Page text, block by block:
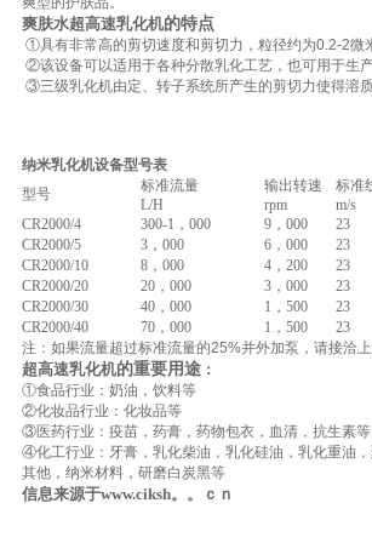
爽肤水超高速乳化机的特点
①具有非常高的剪切速度和剪切力，粒径约为0.2-2微
②该设备可以适用于各种分散乳化工艺，也可用于生
③三级乳化机由定、转子系统所产生的剪切力使得溶
纳米乳化机设备型号表
型号
标准流量
L/H
输出转速
rpm
标准
m/s
CR2000/4 300-1，000 9，000 23
CR2000/5 3，000 6，000 23
CR2000/10 8，000 4，200 23
CR2000/20 20，000 3，000 23
CR2000/30 40，000 1，500 23
CR2000/40 70，000 1，500 23
注：如果流量超过标准流量的25%并外加泵，请接洽
超高速乳化机的重要用途 ：
①食品行业：奶油，饮料等
②化妆品行业：化妆品等
③医药行业：疫苗，药膏，药物包衣，血清，抗生素等
④化工行业：牙膏，乳化柴油，乳化硅油，乳化重油
其他，纳米材料，研磨白炭黑等
信息来源于www.ciksh。。ｃｎ